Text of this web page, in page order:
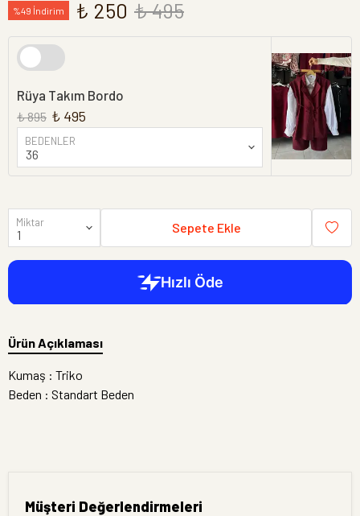
%49 İndirim ₺ 250 ₺ 495
Rüya Takım Bordo
₺ 895 ₺ 495
BEDENLER
Miktar Sepete Ekle
Ürün Açıklaması
Kumaş : Triko
Beden : Standart Beden
Müşteri Değerlendirmeleri